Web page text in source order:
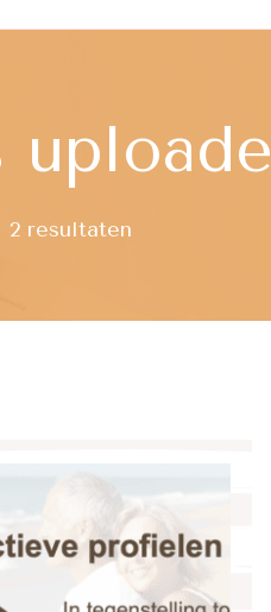
2 resultaten